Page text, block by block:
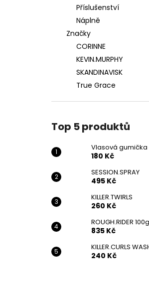
Příslušenství
Náplně
Značky
CORINNE
KEVIN.MURPHY
SKANDINAVISK
True Grace
Top 5 produktů
Vlasová
180 Kč
SESSION.SPRAY
495 Kč
KILLER.TWIRLS
260 Kč
ROUGH.RIDER 100g
835 Kč
KILLER.CURLS
240 Kč